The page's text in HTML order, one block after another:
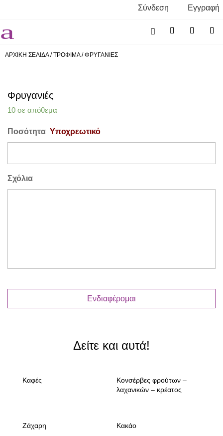
Σύνδεση Εγγραφή
a 
ΑΡΧΙΚΗ ΣΕΛΙΔΑ/ΤΡΟΦΙΜΑ/ΦΡΥΓΑΝΙΕΣ
Φρυγανιές
10 σε απόθεμα
Ποσότητα Υποχρεωτικό
Σχόλια
Δείτε και αυτά!
Καφές
Κονσέρβες φρούτων –
λαχανικών – κρέατος
Ζάχαρη Κακάο